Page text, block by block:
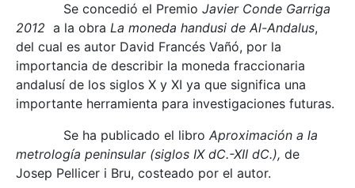
Se concedió el Premio Javier Conde Garriga
2012 a la obra La moneda handusi de Al-Andalus,
del cual es autor David Francés Vañó, por la
importancia de describir la moneda fraccionaria
andalusí de los siglos X y XI ya que significa una
importante herramienta para investigaciones futuras.
Se ha publicado el libro Aproximación a la
metrología peninsular (siglos IX dC.-XII dC.), de
Josep Pellicer i Bru, costeado por el autor.